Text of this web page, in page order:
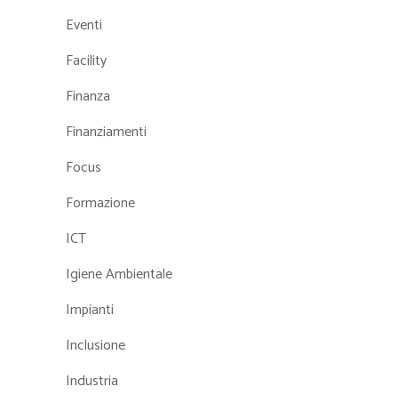
Eventi
Facility
Finanza
Finanziamenti
Focus
Formazione
ICT
Igiene Ambientale
Impianti
Inclusione
Industria